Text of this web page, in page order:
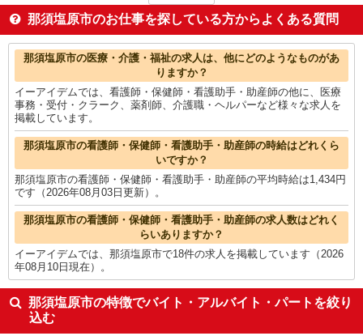
配送・配達ドライバー 1,500円
フォークリフト1,471円
介護職・ヘルパー1,436円
那須塩原市の他の職種の平均時給を見る
那須塩原市のお仕事を探している方からよくある質問
那須塩原市の医療・介護・福祉の求人は、他にどのようなものがあ
りますか？
イーアイデムでは、看護師・保健師・看護助手・助産師の他に、医療
事務・受付・クラーク、薬剤師、介護職・ヘルパーなど様々な求人を
掲載しています。
那須塩原市の看護師・保健師・看護助手・助産師の時給はどれくら
いですか？
那須塩原市の看護師・保健師・看護助手・助産師の平均時給は1,434円
です（2026年08月03日更新）。
那須塩原市の看護師・保健師・看護助手・助産師の求人数はどれく
らいありますか？
イーアイデムでは、那須塩原市で18件の求人を掲載しています（2026
年08月10日現在）。
那須塩原市の特徴でバイト・アルバイト・パートを絞り
込む